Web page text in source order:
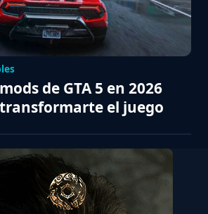
de GTA 5 en 2026
el juego